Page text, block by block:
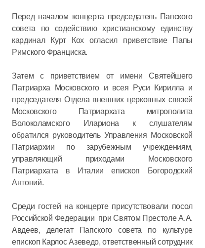
Перед началом концерта председатель Папского
совета по содействию христианскому единству
кардинал Курт Кох огласил приветствие Папы
Римского Франциска.
Затем с приветствием от имени Святейшего
Патриарха Московского и всея Руси Кирилла и
председателя Отдела внешних церковных связей
Московского Патриархата митрополита
Волоколамского Илариона к слушателям
обратился руководитель Управления Московской
Патриархии по зарубежным учреждениям,
управляющий приходами Московского
Патриархата в Италии епископ Богородский
Антоний.
Среди гостей на концерте присутствовали посол
Российской Федерации при Святом Престоле А.А.
Авдеев, делегат Папского совета по культуре
епископ Карлос Азеведо, ответственный сотрудник